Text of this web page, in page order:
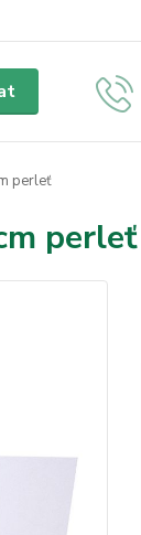
perleť
perleť